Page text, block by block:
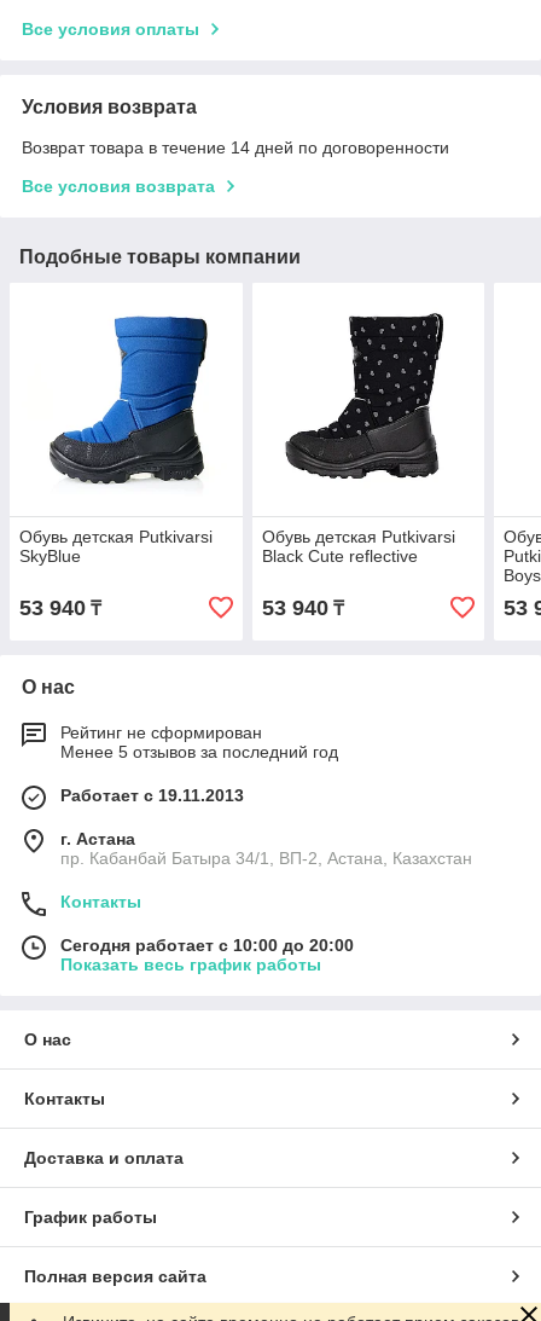
Все условия оплаты
Условия возврата
Возврат товара в течение 14 дней по договоренности
Все условия возврата
Подобные товары компании
Обувь детская Putkivarsi
SkyBlue
53 940 ₸
Обувь детская Putkivarsi
Black Cute reflective
53 940₸ 53
О нас
Рейтинг не сформирован
Менее 5 отзывов за последний год
Работает с 19.11.2013
г. Астана
пр. Кабанбай Батыра 34/1, ВП-2, Астана, Казахстан
Контакты
Сегодня работает с 10:00 до 20:00
Показать весь график работы
О нас
Контакты
Доставка и оплата
График работы
Полная версия сайта